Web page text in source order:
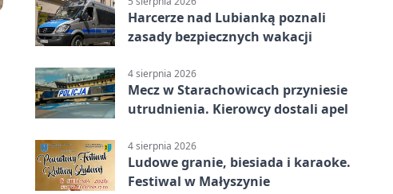
Harcerze nad Lubianką poznali
zasady bezpiecznych wakacji
4 sierpnia 2026
Mecz w Starachowicach przyniesie
utrudnienia. Kierowcy dostali apel
4 sierpnia 2026
Ludowe granie, biesiada i karaoke.
Festiwal w Małyszynie